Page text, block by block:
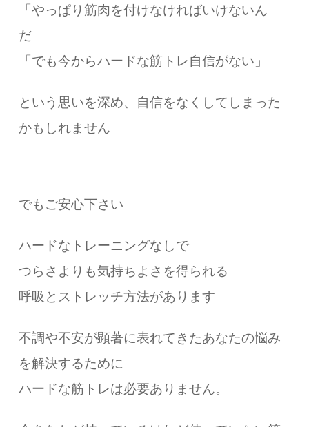
「やっぱり筋肉を付けなければいけないん
だ」
「でも今からハードな筋トレ自信がない」
という思いを深め、自信をなくしてしまった
かもしれません
でもご安心下さい
ハードなトレーニングなしで
つらさよりも気持ちよさを得られる
呼吸とストレッチ方法があります
不調や不安が顕著に表れてきたあなたの悩み
を解決するために
ハードな筋トレは必要ありません。